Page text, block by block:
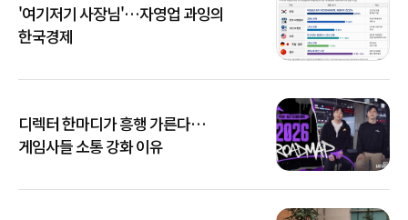
'여기저기 사장님'…자영업 과잉의
한국경제
디렉터 한마디가 흥행 가른다…
게임사들 소통 강화 이유